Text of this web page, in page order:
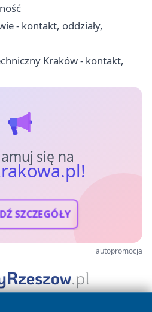
- kontakt, oddziały,
Kraków - kontakt,
się na
SZCZEGÓŁY
autopromocja